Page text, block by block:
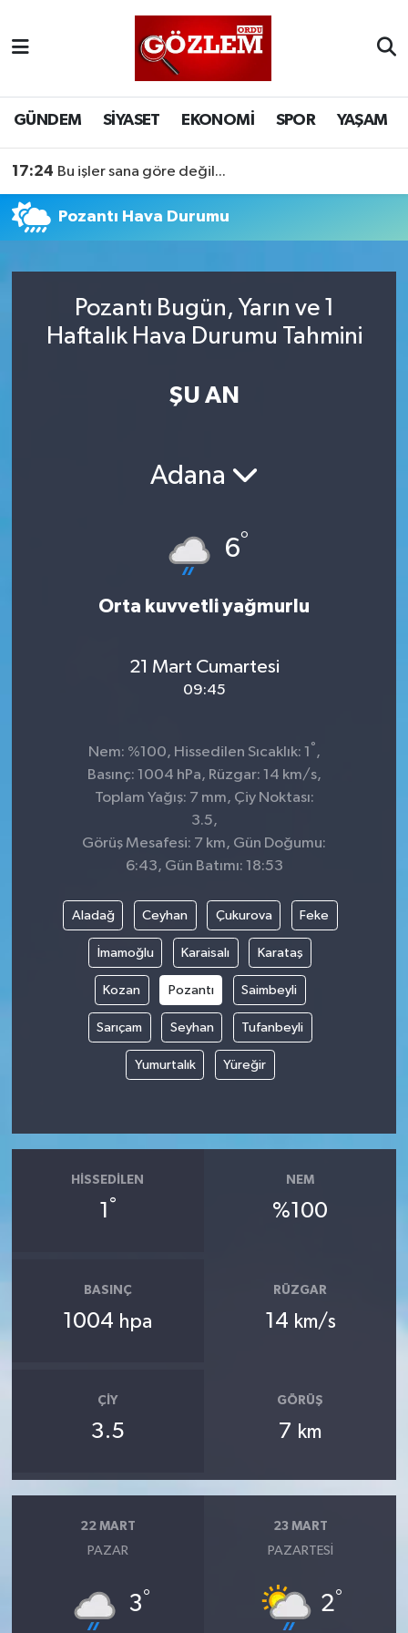
GÜNDEM SİYASET EKONOMİ SPOR YAŞAM
17:24 Bu işler sana göre değil...
Pozantı Hava Durumu
Pozantı Bugün, Yarın ve 1
Haftalık Hava Durumu Tahmini
ŞU AN
Adana
6°
Orta kuvvetli yağmurlu
21 Mart Cumartesi
09:45
Nem: %100, Hissedilen Sıcaklık: 1 ° ,
Basınç: 1004 hPa, Rüzgar: 14 km/s,
Toplam Yağış: 7 mm, Çiy Noktası:
3.5,
Görüş Mesafesi: 7 km, Gün Doğumu:
6:43, Gün Batımı: 18:53
Aladağ Ceyhan Çukurova Feke
İmamoğlu Karaisalı Karataş
Kozan Pozantı Saimbeyli
Sarıçam Seyhan Tufanbeyli
Yumurtalık Yüreğir
HISSEDILEN
1 °
NEM
%100
BASINÇ
1004 hpa
RÜZGAR
14 km/s
ÇIY
3.5
GÖRÜŞ
7 km
22 MART
PAZAR
3°
23 MART
PAZARTESI
2°
SİYASET
EKONOMİ
SPOR
EĞİTİM
Ordu Nöbetçi Eczaneler
Ordu Hava Durumu
Ordu Namaz Vakitleri
Ordu Trafik Yoğunluk Haritası
Tüm Manşetler
Son Dakika Haberleri